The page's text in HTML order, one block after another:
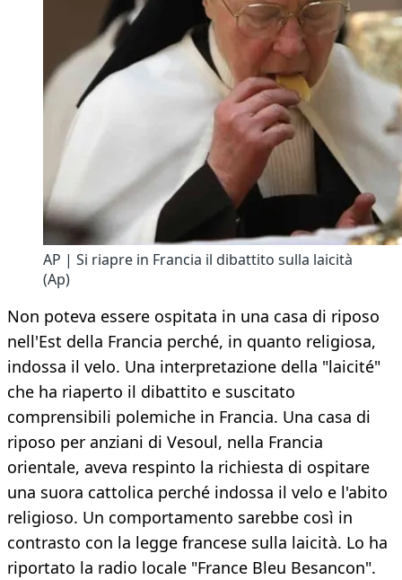
AP | Si riapre in Francia il dibattito sulla laicità
(Ap)
Non poteva essere ospitata in una casa di riposo
nell'Est della Francia perché, in quanto religiosa,
indossa il velo. Una interpretazione della "laicité"
che ha riaperto il dibattito e suscitato
comprensibili polemiche in Francia. Una casa di
riposo per anziani di Vesoul, nella Francia
orientale, aveva respinto la richiesta di ospitare
una suora cattolica perché indossa il velo e l'abito
religioso. Un comportamento sarebbe così in
contrasto con la legge francese sulla laicità. Lo ha
riportato la radio locale "France Bleu Besancon".